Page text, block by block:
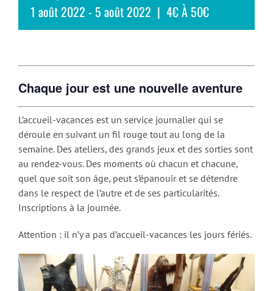
1 août 2022 - 5 août 2022 | 4€ À 50€
Chaque jour est une nouvelle aventure
L’accueil-vacances est un service journalier qui se
déroule en suivant un fil rouge tout au long de la
semaine. Des ateliers, des grands jeux et des sorties sont
au rendez-vous. Des moments où chacun et chacune,
quel que soit son âge, peut s’épanouir et se détendre
dans le respect de l’autre et de ses particularités.
Inscriptions à la journée.
Attention : il n’y a pas d’accueil-vacances les jours fériés.